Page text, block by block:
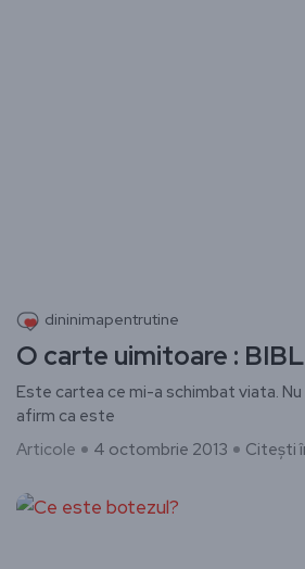
dininimapentrutine
O carte uimitoare :
Este cartea ce mi-a schimbat viata.
afirm ca este
Articole
4 octombrie 2013